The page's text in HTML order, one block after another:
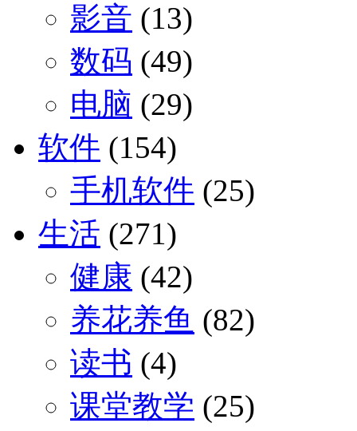
影音 (13)
数码 (49)
电脑 (29)
软件 (154)
手机软件 (25)
生活 (271)
健康 (42)
养花养鱼 (82)
读书 (4)
课堂教学 (25)